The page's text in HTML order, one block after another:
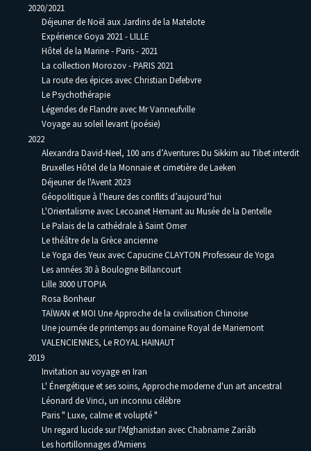
2020/2021
Déjeuner de Noël aux Jardins de la Matelote
Expérience Goya 2021 - LILLE
Hôtel de la Marine - Paris - 2021
La collection Morozov - PARIS 2021
La route des épices avec Christian Defebvre
Le Psychothérapie
Légendes de Flandre avec Mr Vanneufville
Voyage au soleil levant (poésie)
2022
Alexandra David-Neel, 100 ans d’Aventures Du Sikkim au Tibet interdit
Bruxelles Hôtel de la Monnaie et cimetière de Laeken
Déjeuner de l'Avent 2023
Géopolitique à l'heure des conflits d’aujourd’hui
L'Orientalisme avec Lecoanet Hemant au Musée de la Dentelle
Le Palais de la cathédrale à Saint Omer
Le théâtre de la Grèce ancienne
Le Yoga des Yeux avec Capucine CLAYTON Professeur de Yoga
Les années 30 à Boulogne Billancourt
Lille 3000 UTOPIA
Rosa Bonheur
TAÏWAN et MOI Une Approche de la civilisation Chinoise
Une journée de printemps au domaine Royal de Mariemont
VALENCIENNES, Le ROYAL HAINAUT
2019
Invitation au voyage en Iran
L' Énergétique et ses soins, Approche moderne d'un art ancestral
Léonard de Vinci, un inconnu célèbre
Paris " Luxe, calme et volupté "
Un regard lucide sur l'Afghanistan avec Chabname Zariâb
Les hortillonnages d'Amiens